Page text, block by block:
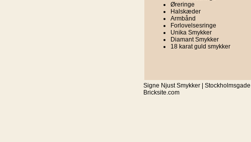
Øreringe
Halskæder
Armbånd
Forlovelsesringe
Unika Smykker
Diamant Smykker
18 karat guld smykker
Signe Njust Smykker |
Bricksite.com